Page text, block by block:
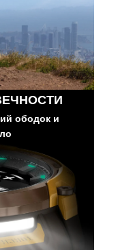
ободок и